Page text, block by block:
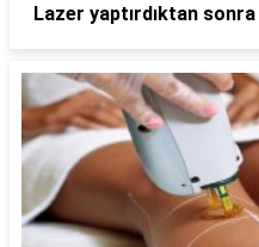
Lazer yaptırdıktan